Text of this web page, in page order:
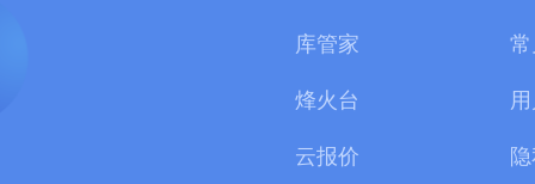
库管家
烽火台
云报价